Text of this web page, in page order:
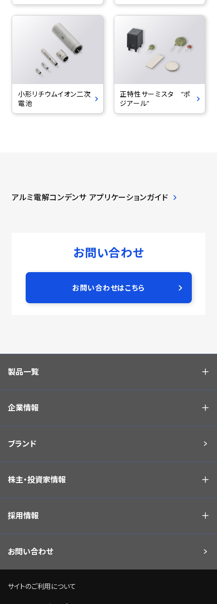
小形リチウムイオン二次
電池
正特性サーミスタ “ポ
ジアール”
アルミ電解コンデンサ アプリケーションガイド
お問い合わせ
お問い合わせはこちら
製品一覧
企業情報
ブランド
株主・投資家情報
採用情報
お問い合わせ
サイトのご利用について